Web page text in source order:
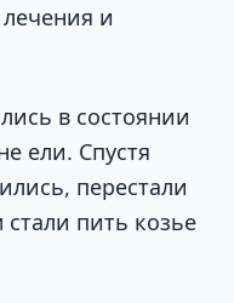
и
в состоянии
ели. Спустя
перестали
стали пить козье